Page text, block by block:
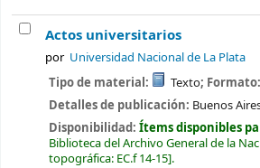
Actos universitarios
por Universidad Nacional de La Plata
Tipo de material: Texto;
Detalles de publicación: Buenos
Disponibilidad: Ítems disponibles
Biblioteca del Archivo General de la
topográfica: EC.f 14-15 .